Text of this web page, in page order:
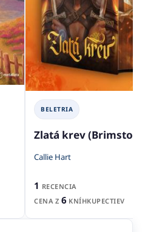
BELETRIA
Zlatá krev
Callie Hart
1 RECENCIA
CENA Z 6 KNÍHKUPECTIEV